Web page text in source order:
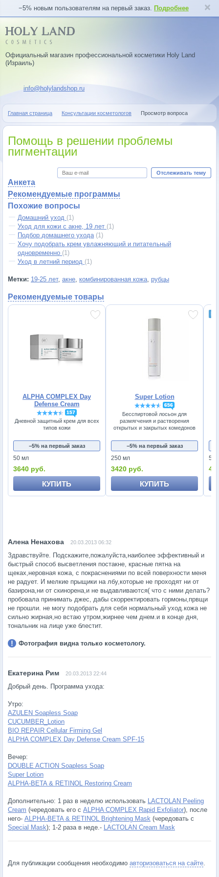
−5% новым пользователям на первый заказ. Подробнее
Официальный магазин профессиональной косметики Holy Land
(Израиль)
info@holylandshop.ru
Главная страница Консультации косметологов Просмотр вопроса
Помощь в решении проблемы
пигментации
Отслеживать тему
Анкета
Рекомендуемые программы
Похожие вопросы
Домашний уход (1)
Уход для кожи с акне, 19 лет (1)
Подбор домашнего ухода (1)
Хочу подобрать крем увлажняющий и питательный
одновременно (1)
Уход в летний период (1)
Метки: 19-25 лет, акне, комбинированная кожа, рубцы
Рекомендуемые товары
ALPHA COMPLEX Day
Defense Cream
157
Дневной защитный крем для всех
типов кожи
−5% на первый заказ
50 мл
3640 руб.
КУПИТЬ
Super Lotion
656
Бесспиртовой лосьон для
размягчения и растворения
открытых и закрытых комедонов
−5% на первый заказ
250 мл
3420 руб.
КУПИТЬ
50
20.03.2013 06:32
Здравствуйте. Подскажите,пожалуйста,наиболее эффективный и
быстрый способ высветления постакне, красные пятна на
щеках,неровная кожа, с покраснениями по всей поверхности меня
не радует. И мелкие прыщики на лбу,которые не проходят ни от
базирона,ни от скинорена,и не выдавливаются( что с ними делать?
пробовала принимать джес, дабы скорректировать гормоны,првщи
не прошли. не могу подобрать для себя нормальный уход.кожа не
сильно жирная,но встаю утром,жирнее чем днем.и в конце дня,
тональник на лице уже блестит.
Фотография видна только косметологу.
20.03.2013 22:44
Добрый день. Программа ухода:
Утро:
AZULEN Soapless Soap
CUCUMBER_Lotion
BIO REPAIR Cellular Firming Gel
ALPHA COMPLEX Day Defense Cream SPF-15
Вечер:
DOUBLE ACTION Soapless Soap
Super Lotion
ALPHA-BETA & RETINOL Restoring Cream
Дополнительно: 1 раз в неделю использовать LACTOLAN Peeling
Cream (чередовать его с ALPHA COMPLEX Rapid Exfoliator), после
него- ALPHA-BETA & RETINOL Brightening Mask (чередовать с
Special Mask); 1-2 раза в неде.- LACTOLAN Cream Mask
Для публикации сообщения необходимо авторизоваться на сайте.